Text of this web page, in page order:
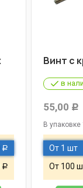
Р
Р
Винт с
в
55,00 Р
В упаковке
От 1 шт
От 100